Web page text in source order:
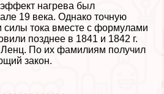
нагрева был
19 века. Однако точную
силы тока вместе с формулами
позднее в 1841 и 1842 г.
По их фамилиям получил
закон.